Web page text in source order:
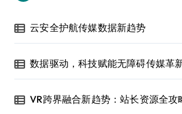
云安全护航传媒数据新趋势
数据驱动，科技赋能无障碍传媒革
VR跨界融合新趋势：站长资源全攻